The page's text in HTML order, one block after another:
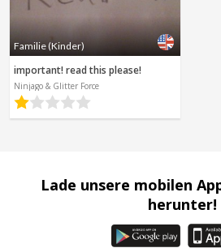
Familie (Kinder)
important! read this please!
Ninjago & Glitter Force
Lade unsere mobilen
herunter!